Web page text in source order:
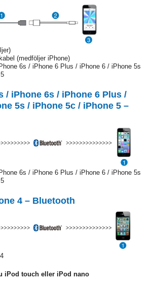
(medföljer iPhone)
6s / iPhone 6 Plus / iPhone 6 / iPhone 5s
/ iPhone 6s / iPhone 6 Plus /
5s / iPhone 5c / iPhone 5 –
6s / iPhone 6 Plus / iPhone 6 / iPhone 5s
4 – Bluetooth
iPod touch eller iPod nano